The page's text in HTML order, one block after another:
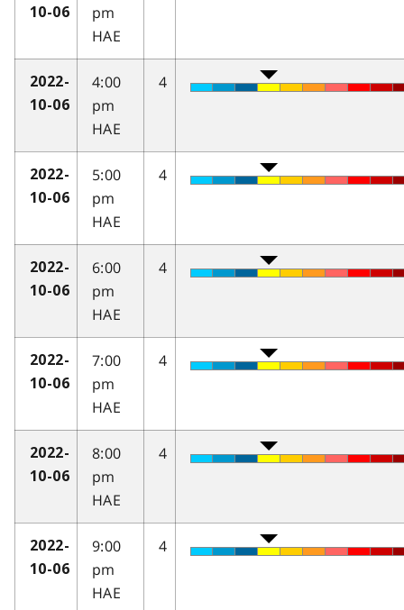
10-06
pm
HAE
2022-
10-06
4:00
pm
HAE
4
2022-
10-06
5:00
pm
HAE
4
2022-
10-06
6:00
pm
HAE
4
2022-
10-06
7:00
pm
HAE
4
2022-
10-06
8:00
pm
HAE
4
2022-
10-06
9:00
pm
HAE
4